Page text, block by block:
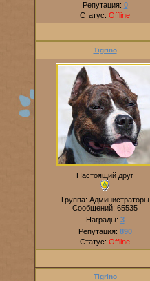
Репутация: 0
Статус: Offline
Tigrino
Настоящий друг
Группа: Администраторы
Сообщений: 65535
Награды: 3
Репутация: 890
Статус: Offline
Tigrino